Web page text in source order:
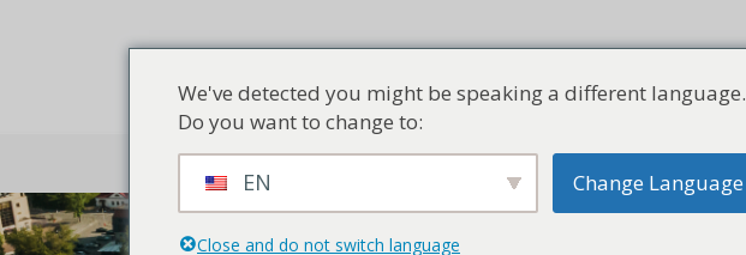
We've detected you might be speaking a different language.
Do you want to change to:
EN Change Language
Close and do not switch language